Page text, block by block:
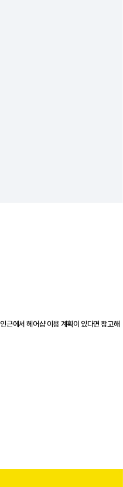
근에서 헤어샵 이용 계획이 있다면 참고해